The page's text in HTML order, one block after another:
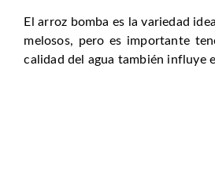
El arroz bomba es la variedad
melosos, pero es importante
calidad del agua también influye